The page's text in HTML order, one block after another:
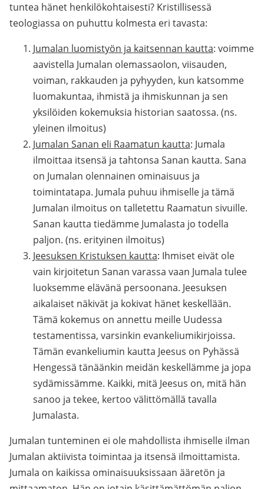
tuntea hänet henkilökohtaisesti? Kristillisessä
teologiassa on puhuttu kolmesta eri tavasta:
Jumalan luomistyön ja kaitsennan kautta: voimme
aavistella Jumalan olemassaolon, viisauden,
voiman, rakkauden ja pyhyyden, kun katsomme
luomakuntaa, ihmistä ja ihmiskunnan ja sen
yksilöiden kokemuksia historian saatossa. (ns.
yleinen ilmoitus)
Jumalan Sanan eli Raamatun kautta: Jumala
ilmoittaa itsensä ja tahtonsa Sanan kautta. Sana
on Jumalan olennainen ominaisuus ja
toimintatapa. Jumala puhuu ihmiselle ja tämä
Jumalan ilmoitus on talletettu Raamatun sivuille.
Sanan kautta tiedämme Jumalasta jo todella
paljon. (ns. erityinen ilmoitus)
Jeesuksen Kristuksen kautta: Ihmiset eivät ole
vain kirjoitetun Sanan varassa vaan Jumala tulee
luoksemme elävänä persoonana. Jeesuksen
aikalaiset näkivät ja kokivat hänet keskellään.
Tämä kokemus on annettu meille Uudessa
testamentissa, varsinkin evankeliumikirjoissa.
Tämän evankeliumin kautta Jeesus on Pyhässä
Hengessä tänäänkin meidän keskellämme ja jopa
sydämissämme. Kaikki, mitä Jeesus on, mitä hän
sanoo ja tekee, kertoo välittömällä tavalla
Jumalasta.
Jumalan tunteminen ei ole mahdollista ihmiselle ilman
Jumalan aktiivista toimintaa ja itsensä ilmoittamista.
Jumala on kaikissa ominaisuuksissaan ääretön ja